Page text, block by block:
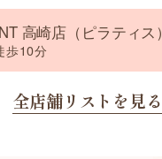
高崎店（ピラティス）
歩10分
全店舗リストを見る